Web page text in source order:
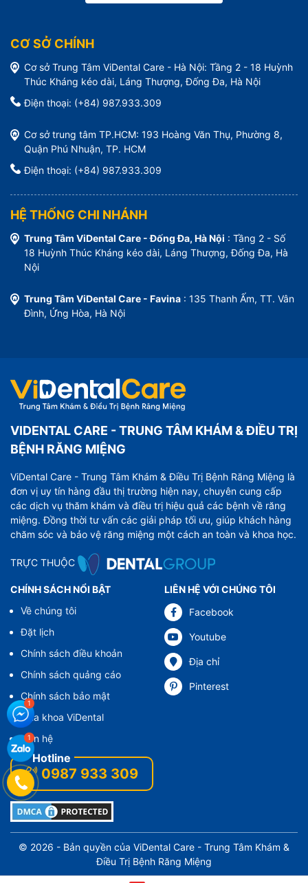
CƠ SỞ CHÍNH
Cơ sở Trung Tâm ViDental Care - Hà Nội: Tầng 2 - 18 Huỳnh
Thúc Kháng kéo dài, Láng Thượng, Đống Đa, Hà Nội
Điện thoại: (+84) 987.933.309
Cơ sở trung tâm TP.HCM: 193 Hoàng Văn Thụ, Phường 8,
Quận Phú Nhuận, TP. HCM
Điện thoại: (+84) 987.933.309
HỆ THỐNG CHI NHÁNH
Trung Tâm ViDental Care - Đống Đa, Hà Nội : Tầng 2 - Số
18 Huỳnh Thúc Kháng kéo dài, Láng Thượng, Đống Đa, Hà
Nội
Trung Tâm ViDental Care - Favina : 135 Thanh Ấm, TT. Vân
Đình, Ứng Hòa, Hà Nội
VIDENTAL CARE - TRUNG TÂM KHÁM & ĐIỀU TRỊ
BỆNH RĂNG MIỆNG
ViDental Care - Trung Tâm Khám & Điều Trị Bệnh Răng Miệng là
đơn vị uy tín hàng đầu thị trường hiện nay, chuyên cung cấp
các dịch vụ thăm khám và điều trị hiệu quả các bệnh về răng
miệng. Đồng thời tư vấn các giải pháp tối ưu, giúp khách hàng
chăm sóc và bảo vệ răng miệng một cách an toàn và khoa học.
TRỰC THUỘC
CHÍNH SÁCH NỔI BẬT
Về chúng tôi
Đặt lịch
Chính sách điều khoản
Chính sách quảng cáo
Chính sách bảo mật
Nha khoa ViDental
Liên hệ
LIÊN HỆ VỚI CHÚNG TÔI
Facebook
Youtube
Địa chỉ
Pinterest
0987 933 309
© 2026 - Bản quyền của ViDental Care - Trung Tâm Khám &
Điều Trị Bệnh Răng Miệng